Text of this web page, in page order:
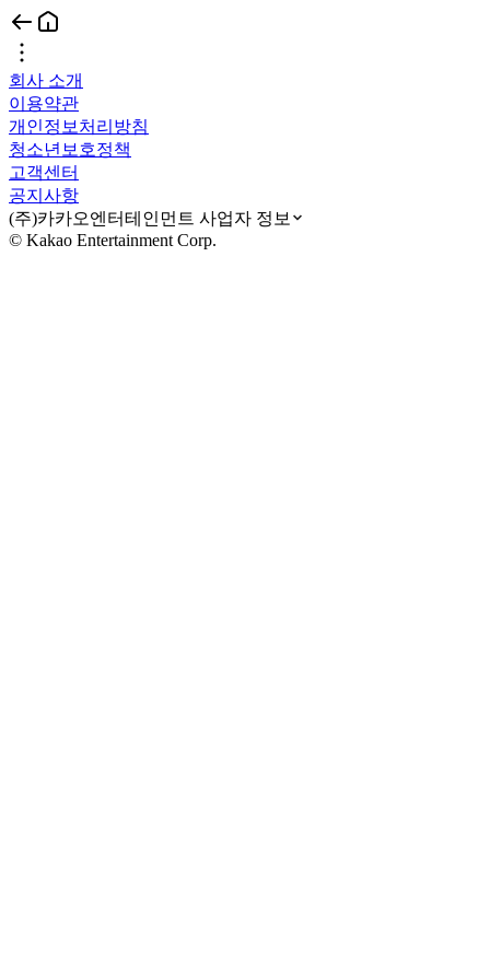
회사 소개
이용약관
개인정보처리방침
청소년보호정책
고객센터
공지사항
(주)카카오엔터테인먼트 사업자 정보
© Kakao Entertainment Corp.